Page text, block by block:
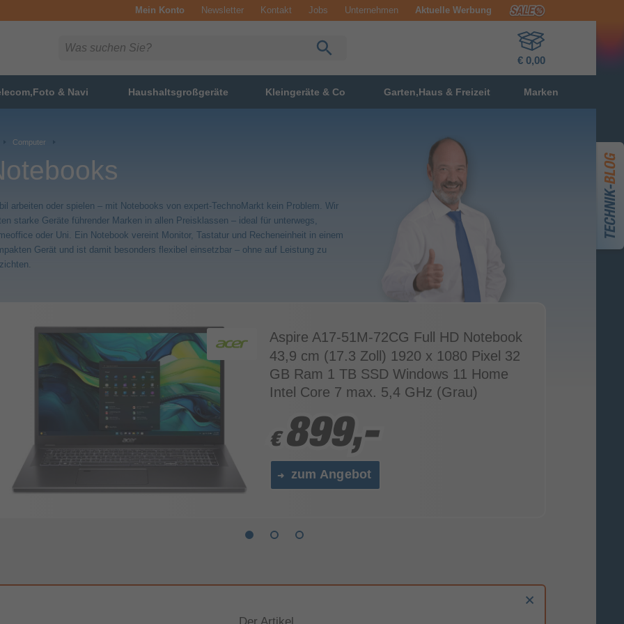
Mein Konto Newsletter Kontakt Jobs Unternehmen Aktuelle Werbung
€ 0,00
& Navi Haushaltsgroßgeräte Kleingeräte & Co Garten,Haus & Freizeit Marken
Computer
arbeiten oder spielen – mit Notebooks von expert-TechnoMarkt kein Problem. Wir
starke Geräte führender Marken in allen Preisklassen – ideal für unterwegs,
oder Uni. Ein Notebook vereint Monitor, Tastatur und Recheneinheit in einem
Gerät und ist damit besonders flexibel einsetzbar – ohne auf Leistung zu
Aspire A17-51M-72CG Full HD Notebook
43,9 cm (17.3 Zoll) 1920 x 1080 Pixel 32
GB Ram 1 TB SSD Windows 11 Home
Intel Core 7 max. 5,4 GHz (Grau)
€ 899,-
€ 899,-
zum Angebot